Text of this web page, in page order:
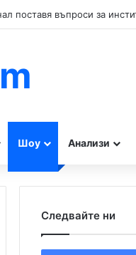
Шоу Анализи
Следвайте ни